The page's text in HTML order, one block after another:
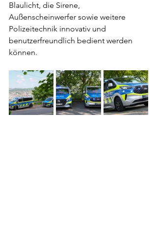
Blaulicht, die Sirene,
Außenscheinwerfer sowie weitere
Polizeitechnik innovativ und
benutzerfreundlich bedient werden
können.